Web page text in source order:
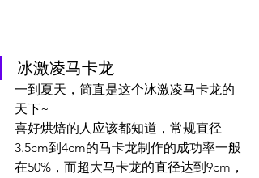
冰激凌马卡龙
一到夏天，简直是这个冰激凌马卡龙的
天下~
喜好烘焙的人应该都知道，常规直径
3.5cm到4cm的马卡龙制作的成功率一般
在50%，而超大马卡龙的直径达到9cm，